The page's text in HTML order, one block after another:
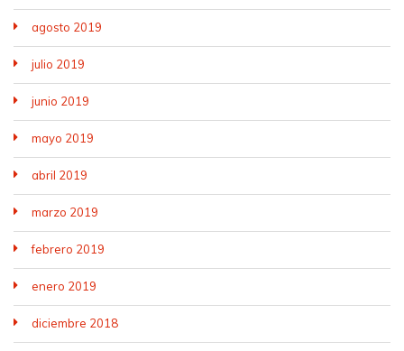
agosto 2019
julio 2019
junio 2019
mayo 2019
abril 2019
marzo 2019
febrero 2019
enero 2019
diciembre 2018